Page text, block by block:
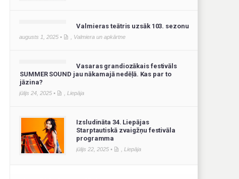
Valmieras teātris uzsāk 103. sezonu
augusts 1, 2025 • Valmiera un apkārtne
Vasaras grandiozākais festivāls
SUMMER SOUND jau nākamajā nedēļā. Kas par to
jāzina?
jūlijs 24, 2025 • ,Liepāja
Izsludināta 34. Liepājas
Starptautiskā zvaigžņu festivāla
programma
jūlijs 22, 2025 • ,Liepāja